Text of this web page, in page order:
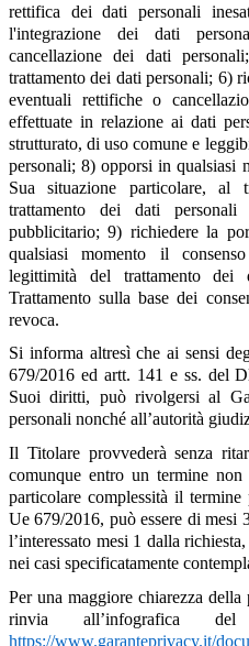
rettifica dei dati personali
l'integrazione dei dati
cancellazione dei dati
trattamento dei dati personali; 6)
eventuali rettifiche o
effettuate in relazione ai dati
strutturato, di uso comune e
personali; 8) opporsi in qualsiasi
Sua situazione particolare, al
trattamento dei dati
pubblicitario; 9) richiedere la
qualsiasi momento il
legittimità del trattamento
Trattamento sulla base dei
revoca.
Si informa altresì che ai sensi
679/2016 ed artt. 141 e ss. del
Suoi diritti, può rivolgersi al
personali nonché all’autorità
Il Titolare provvederà senza
comunque entro un termine
particolare complessità il
Ue 679/2016, può essere di mesi
l’interessato mesi 1 dalla
nei casi specificatamente
Per una maggiore chiarezza
rinvia all’infografica
https://www.garanteprivacy.it/